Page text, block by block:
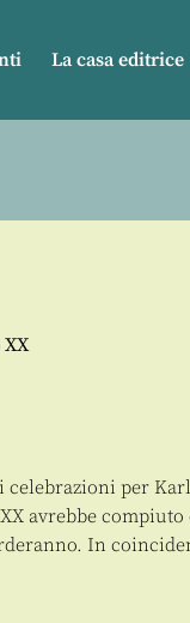
La casa editrice
celebrazioni per
avrebbe
In